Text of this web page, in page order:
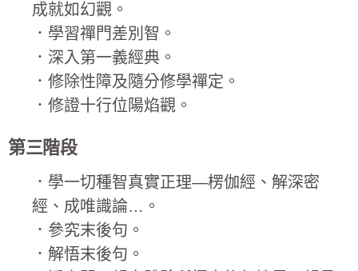
成就如幻觀。
．學習禪門差別智。
．深入第一義經典。
．修除性障及隨分修學禪定。
．修證十行位陽焰觀。
第三階段
．學一切種智真實正理—楞伽經、解深密
經、成唯識論…。
．參究末後句。
．解悟末後句。